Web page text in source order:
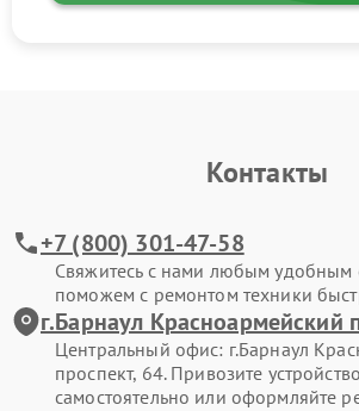
Контакты
+7 (800) 301-47-58
Свяжитесь с нами любым
поможем с ремонтом техники
г.Барнаул Красноармейский
Центральный офис: г.Барнаул
проспект, 64. Привозите
самостоятельно или оформляйте